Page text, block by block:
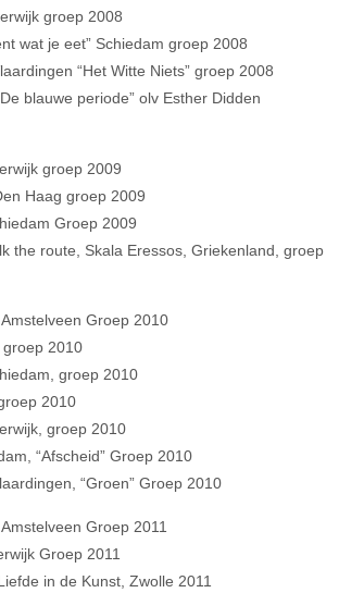
groep 2008
wat je eet” Schiedam groep 2008
“Het Witte Niets” groep 2008
blauwe periode” olv Esther Didden
groep 2009
Haag groep 2009
Groep 2009
the route, Skala Eressos, Griekenland, groep
Groep 2010
2010
groep 2010
2010
groep 2010
“Afscheid” Groep 2010
“Groen” Groep 2010
Groep 2011
Groep 2011
in de Kunst, Zwolle 2011